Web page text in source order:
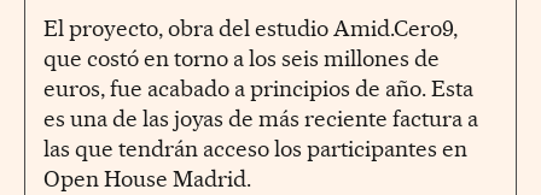
El proyecto, obra del estudio Amid.Cero9,
que costó en torno a los seis millones de
euros, fue acabado a principios de año. Esta
es una de las joyas de más reciente factura a
las que tendrán acceso los participantes en
Open House Madrid.